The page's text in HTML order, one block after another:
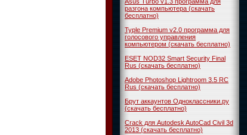
разгона компьютера (скачать
бесплатно)
Typle Premium v2.0 программа для
голосового управления
компьютером (скачать бесплатно)
ESET NOD32 Smart Security Final
Rus (скачать бесплатно)
Adobe Photoshop Lightroom 3.5 RC
Rus (скачать бесплатно)
Брут аккаунтов Одноклассники.ру
(скачать бесплатно)
Crack для Autodesk AutoCad Civil 3d
2013 (скачать бесплатно)